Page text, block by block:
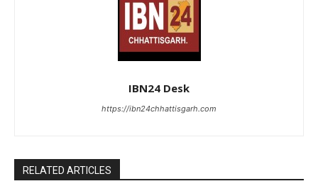
IBN24 Desk
https://ibn24chhattisgarh.com
RELATED ARTICLES